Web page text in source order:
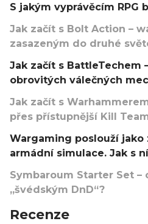
S jakým vyprávěcím RPG
Jak začít s Bolt Action –
zasazeným do druhé
Jak začít s BattleTechem
obrovitých válečných
Jak začít s
přes přístupnější Kill
Wargaming poslouží jako
armádní simulace. Jak s
Symbaroum Starter Set –
„švédským DnD“?
Recenze